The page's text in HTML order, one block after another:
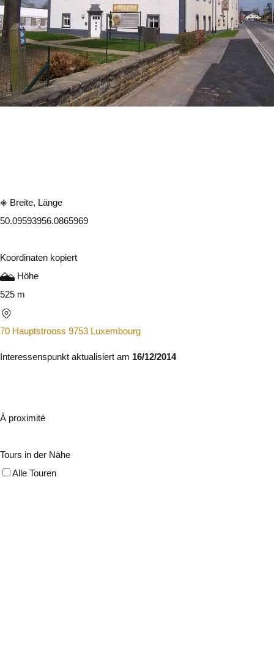
Breite, Länge
50.09593956.0865969
Koordinaten kopiert
Höhe
525 m
70 Hauptstrooss 9753 Luxembourg
Interessenspunkt aktualisiert am 16/12/2014
À proximité
Tours in der Nähe
Alle Touren